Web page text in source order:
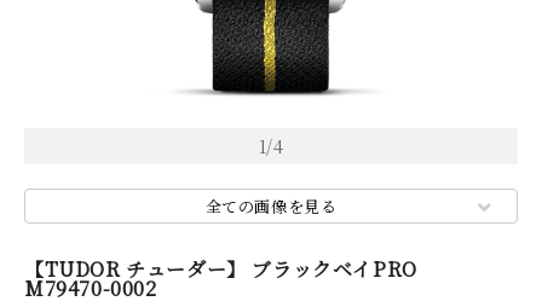
1/4
全ての画像を見る
【TUDOR チューダー】 ブラックベイPRO
M79470-0002